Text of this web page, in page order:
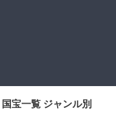
国宝一覧 ジャンル別